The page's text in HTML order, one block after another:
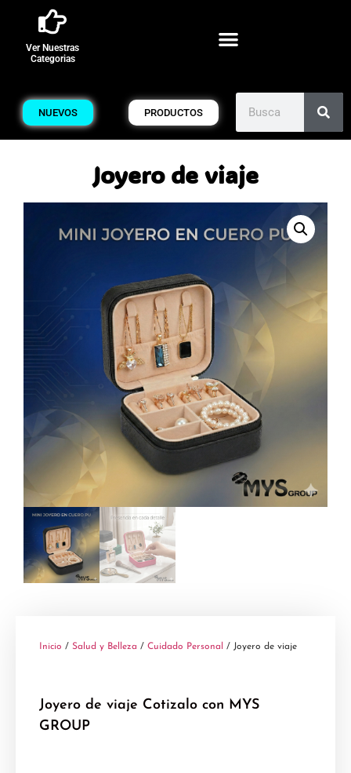
Ver Nuestras
Categorias
NUEVOS PRODUCTOS
Joyero de viaje
Inicio / Salud y Belleza / Cuidado Personal / Joyero de viaje
Joyero de viaje Cotizalo con MYS
GROUP